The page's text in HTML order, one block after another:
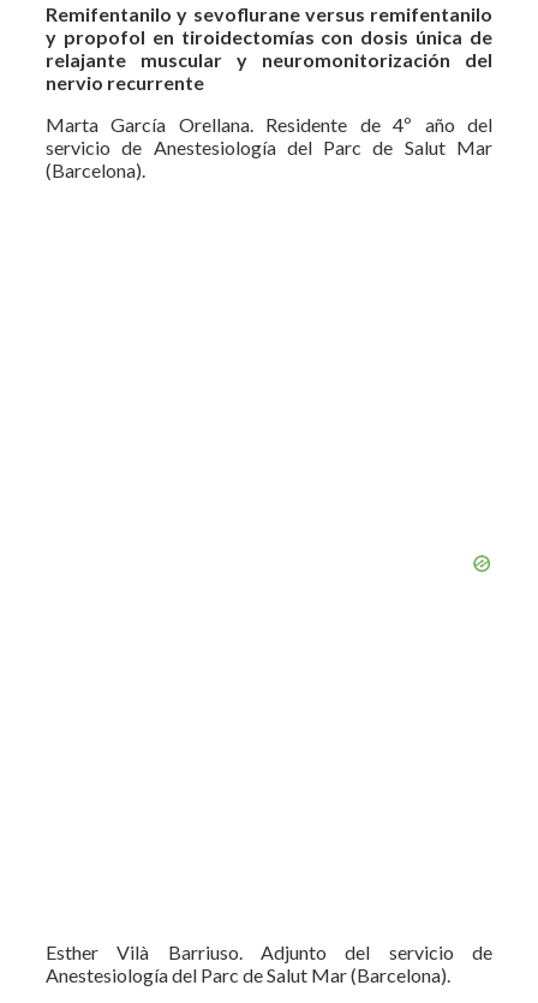
Remifentanilo y sevoflurane versus remifentanilo
y propofol en tiroidectomías con dosis única de
relajante muscular y neuromonitorización del
nervio recurrente
Marta García Orellana. Residente de 4º año del
servicio de Anestesiología del Parc de Salut Mar
(Barcelona).
Esther Vilà Barriuso. Adjunto del servicio de
Anestesiología del Parc de Salut Mar (Barcelona).